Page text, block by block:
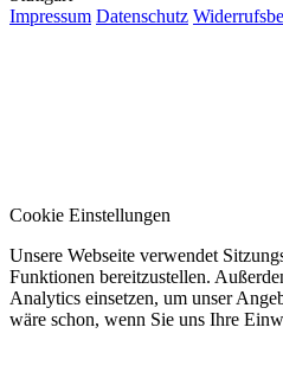
Impressum Datenschutz
Cookie Einstellungen
Unsere Webseite verwendet
Funktionen bereitzustellen.
Analytics einsetzen, um unser
wäre schon, wenn Sie uns Ihre